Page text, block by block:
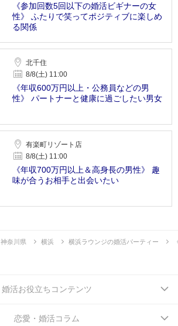
《参加回数5回以下の婚活ビギナーの女
性》 ふたりで笑ってポジティブに楽しめ
る関係
北千住
8/8(土) 11:00
《年収600万円以上・公務員などの男
性》 パートナーと健康に過ごしたい男女
有楽町リゾート店
8/8(土) 11:00
《年収700万円以上＆高身長の男性》 趣
味が合うお相手と出会いたい
神奈川県 横浜 横浜ラウンジの婚活パーティー
婚活お役立ちコンテンツ
恋愛・婚活コラム